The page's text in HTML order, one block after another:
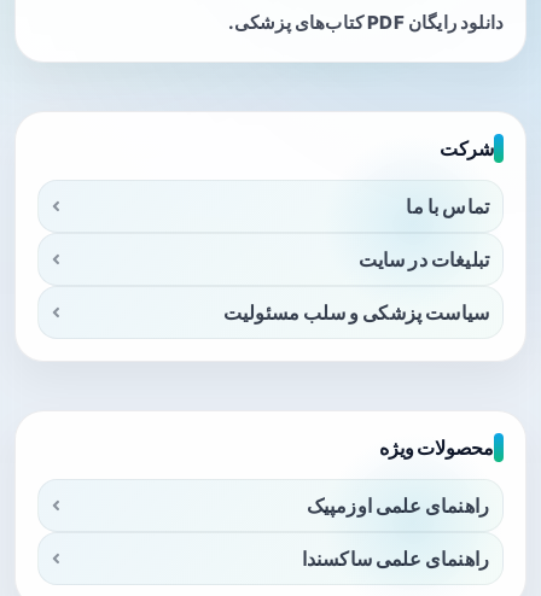
دانلود رایگان PDF کتاب‌های پزشکی.
شرکت
تماس با ما
تبلیغات در سایت
سیاست پزشکی و سلب مسئولیت
محصولات ویژه
راهنمای علمی اوزمپیک
راهنمای علمی ساکسندا